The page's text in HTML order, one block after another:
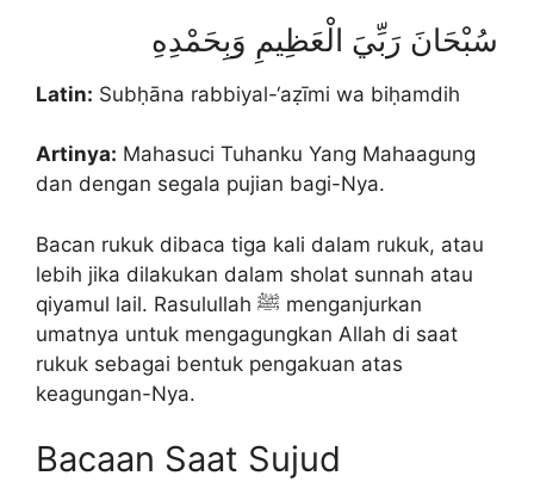
سُبْحَانَ رَبِّيَ الْعَظِيمِ وَبِحَمْدِهِ
Latin: Subḥāna rabbiyal-‘aẓīmi wa biḥamdih
Artinya: Mahasuci Tuhanku Yang Mahaagung
dan dengan segala pujian bagi-Nya.
Bacan rukuk dibaca tiga kali dalam rukuk, atau
lebih jika dilakukan dalam sholat sunnah atau
qiyamul lail. Rasulullah ﷺ menganjurkan
umatnya untuk mengagungkan Allah di saat
rukuk sebagai bentuk pengakuan atas
keagungan-Nya.
Bacaan Saat Sujud